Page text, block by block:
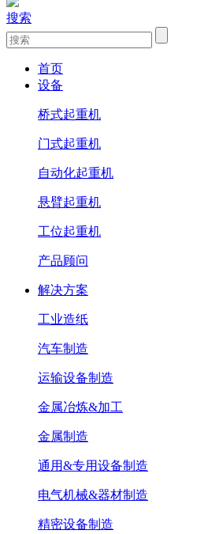
搜索
首页
设备
桥式起重机
门式起重机
自动化起重机
悬臂起重机
工位起重机
产品顾问
解决方案
工业造纸
汽车制造
运输设备制造
金属冶炼&加工
金属制造
通用&专用设备制造
电气机械&器材制造
精密设备制造